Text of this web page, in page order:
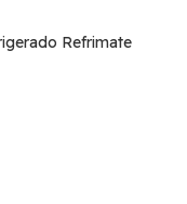
Refrimate